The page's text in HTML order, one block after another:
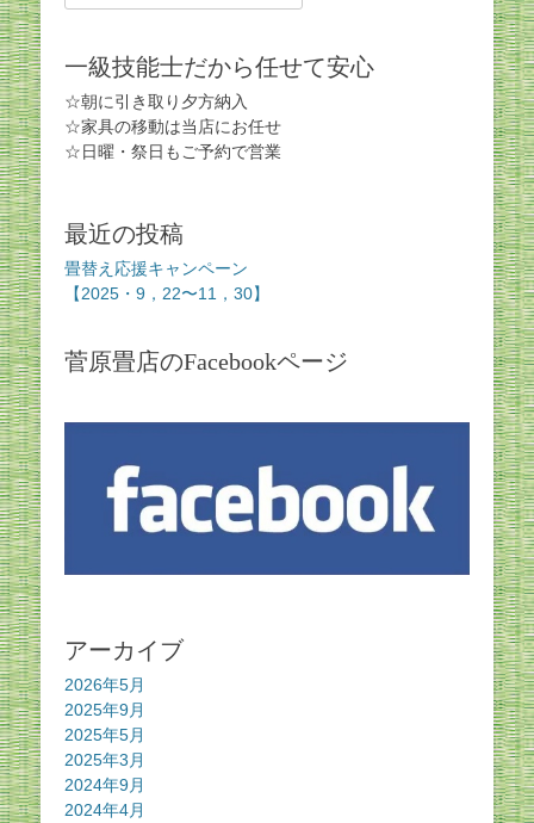
for:
一級技能士だから任せて安心
☆朝に引き取り夕方納入
☆家具の移動は当店にお任せ
☆日曜・祭日もご予約で営業
最近の投稿
畳替え応援キャンペーン
【2025・9，22〜11，30】
菅原畳店のFacebookページ
アーカイブ
2026年5月
2025年9月
2025年5月
2025年3月
2024年9月
2024年4月